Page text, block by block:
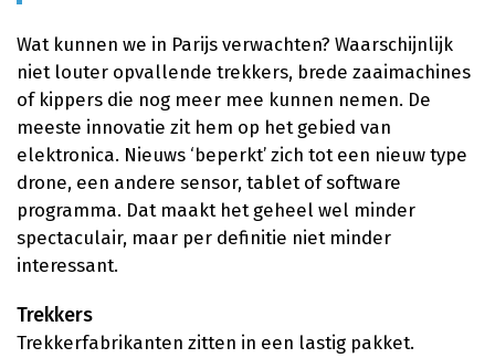
Wat kunnen we in Parijs verwachten? Waarschijnlijk
niet louter opvallende trekkers, brede zaaimachines
of kippers die nog meer mee kunnen nemen. De
meeste innovatie zit hem op het gebied van
elektronica. Nieuws ‘beperkt’ zich tot een nieuw type
drone, een andere sensor, tablet of software
programma. Dat maakt het geheel wel minder
spectaculair, maar per definitie niet minder
interessant.
Trekkers
Trekkerfabrikanten zitten in een lastig pakket.